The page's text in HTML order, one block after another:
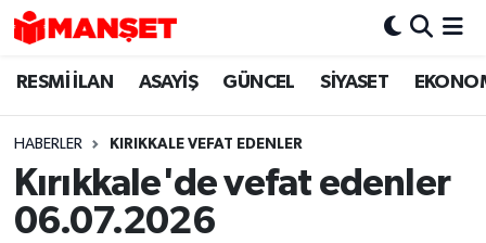
RESMİ İLAN ASAYİŞ GÜNCEL SİYASET
HABERLER KIRIKKALE VEFAT EDENLER
Kırıkkale'de vefat edenler
06.07.2026
Hava Durumu
Trafik Durumu
Süper Lig Puan Durumu ve Fikstür